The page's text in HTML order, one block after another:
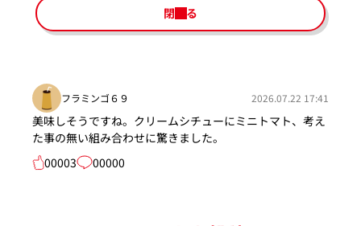
閉じる
フラミンゴ６９ 2026.07.22 17:41
美味しそうですね。クリームシチューにミニトマト、考え
た事の無い組み合わせに驚きました。
00003
00000